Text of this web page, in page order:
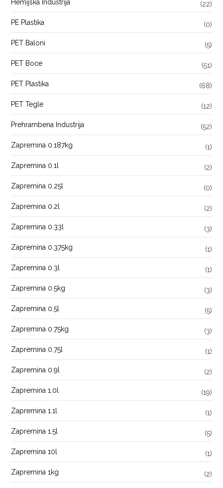
Hemijska Industrija (22)
PE Plastika (0)
PET Baloni (5)
PET Boce (51)
PET Plastika (68)
PET Tegle (12)
Prehrambena Industrija (52)
Zapremina 0.187kg (1)
Zapremina 0.1l (2)
Zapremina 0.25l (0)
Zapremina 0.2l (2)
Zapremina 0.33l (3)
Zapremina 0.375kg (1)
Zapremina 0.3l (1)
Zapremina 0.5kg (3)
Zapremina 0.5l (5)
Zapremina 0.75kg (3)
Zapremina 0.75l (1)
Zapremina 0.9l (2)
Zapremina 1.0l (19)
Zapremina 1.1l (1)
Zapremina 1.5l (5)
Zapremina 10l (1)
Zapremina 1kg (2)